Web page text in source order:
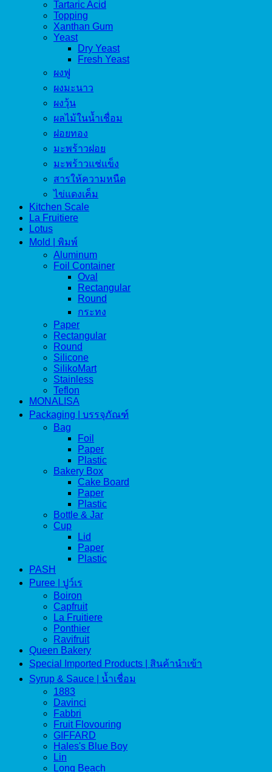
Tartaric Acid
Topping
Xanthan Gum
Yeast
Dry Yeast
Fresh Yeast
ผงฟู
ผงมะนาว
ผงวุ้น
ผลไม้ในน้ำเชื่อม
ฝอยทอง
มะพร้าวฝอย
มะพร้าวแช่แข็ง
สารให้ความหนืด
ไข่แดงเค็ม
Kitchen Scale
La Fruitiere
Lotus
Mold | พิมพ์
Aluminum
Foil Container
Oval
Rectangular
Round
กระทง
Paper
Rectangular
Round
Silicone
SilikoMart
Stainless
Teflon
MONALISA
Packaging | บรรจุภัณฑ์
Bag
Foil
Paper
Plastic
Bakery Box
Cake Board
Paper
Plastic
Bottle & Jar
Cup
Lid
Paper
Plastic
PASH
Puree | ปูว์เร
Boiron
Capfruit
La Fruitiere
Ponthier
Ravifruit
Queen Bakery
Special Imported Products | สินค้านำเข้า
Syrup & Sauce | น้ำเชื่อม
1883
Davinci
Fabbri
Fruit Flovouring
GIFFARD
Hales's Blue Boy
Lin
Long Beach